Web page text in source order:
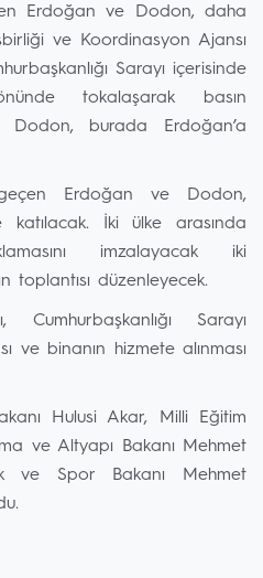
Erdoğan ve Dodon, daha
ve Koordinasyon Ajansı
Sarayı içerisinde
tokalaşarak basın
Dodon, burada Erdoğan’a
Erdoğan ve Dodon,
katılacak. İki ülke arasında
imzalayacak iki
toplantısı düzenleyecek.
Sarayı
ve binanın hizmete alınması
Hulusi Akar, Milli Eğitim
ve Altyapı Bakanı Mehmet
ve Spor Bakanı Mehmet